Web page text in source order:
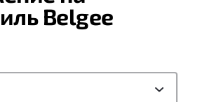
Belgee